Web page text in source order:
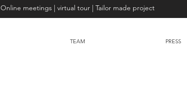
Online meetings | virtual tour | Tailor made project
TEAM PRESS